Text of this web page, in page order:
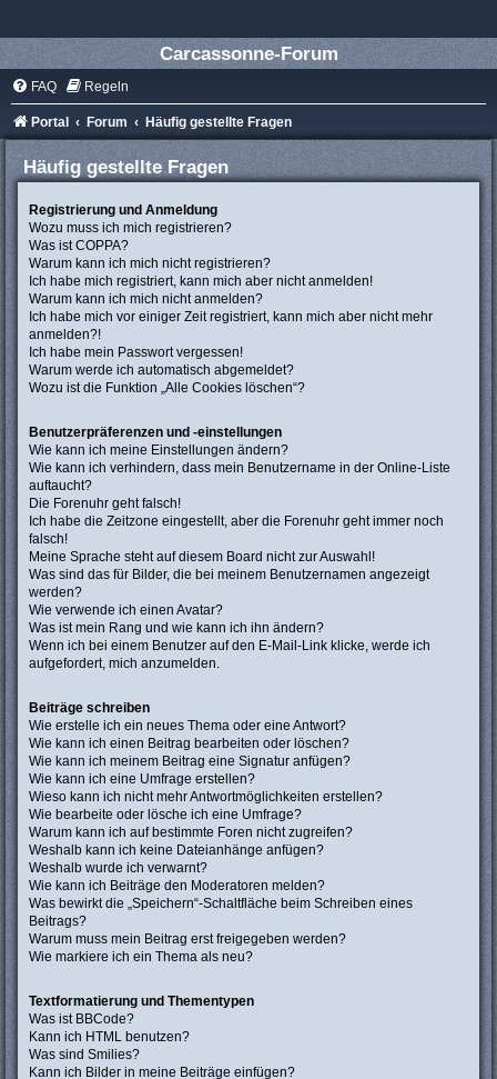
Carcassonne-Forum
FAQ Regeln
Portal Forum Häufig gestellte Fragen
Häufig gestellte Fragen
Registrierung und Anmeldung
Wozu muss ich mich registrieren?
Was ist COPPA?
Warum kann ich mich nicht registrieren?
Ich habe mich registriert, kann mich aber nicht anmelden!
Warum kann ich mich nicht anmelden?
Ich habe mich vor einiger Zeit registriert, kann mich aber nicht mehr
anmelden?!
Ich habe mein Passwort vergessen!
Warum werde ich automatisch abgemeldet?
Wozu ist die Funktion „Alle Cookies löschen“?
Benutzerpräferenzen und -einstellungen
Wie kann ich meine Einstellungen ändern?
Wie kann ich verhindern, dass mein Benutzername in der Online-Liste
auftaucht?
Die Forenuhr geht falsch!
Ich habe die Zeitzone eingestellt, aber die Forenuhr geht immer noch
falsch!
Meine Sprache steht auf diesem Board nicht zur Auswahl!
Was sind das für Bilder, die bei meinem Benutzernamen angezeigt
werden?
Wie verwende ich einen Avatar?
Was ist mein Rang und wie kann ich ihn ändern?
Wenn ich bei einem Benutzer auf den E-Mail-Link klicke, werde ich
aufgefordert, mich anzumelden.
Beiträge schreiben
Wie erstelle ich ein neues Thema oder eine Antwort?
Wie kann ich einen Beitrag bearbeiten oder löschen?
Wie kann ich meinem Beitrag eine Signatur anfügen?
Wie kann ich eine Umfrage erstellen?
Wieso kann ich nicht mehr Antwortmöglichkeiten erstellen?
Wie bearbeite oder lösche ich eine Umfrage?
Warum kann ich auf bestimmte Foren nicht zugreifen?
Weshalb kann ich keine Dateianhänge anfügen?
Weshalb wurde ich verwarnt?
Wie kann ich Beiträge den Moderatoren melden?
Was bewirkt die „Speichern“-Schaltfläche beim Schreiben eines
Beitrags?
Warum muss mein Beitrag erst freigegeben werden?
Wie markiere ich ein Thema als neu?
Textformatierung und Thementypen
Was ist BBCode?
Kann ich HTML benutzen?
Was sind Smilies?
Kann ich Bilder in meine Beiträge einfügen?